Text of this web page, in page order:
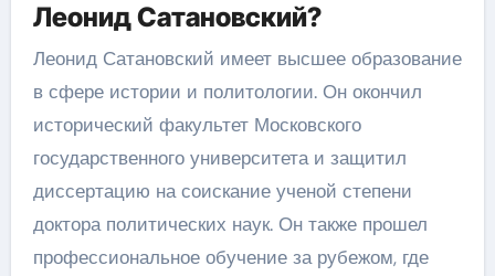
Леонид Сатановский?
Леонид Сатановский имеет высшее образование
в сфере истории и политологии. Он окончил
исторический факультет Московского
государственного университета и защитил
диссертацию на соискание ученой степени
доктора политических наук. Он также прошел
профессиональное обучение за рубежом, где